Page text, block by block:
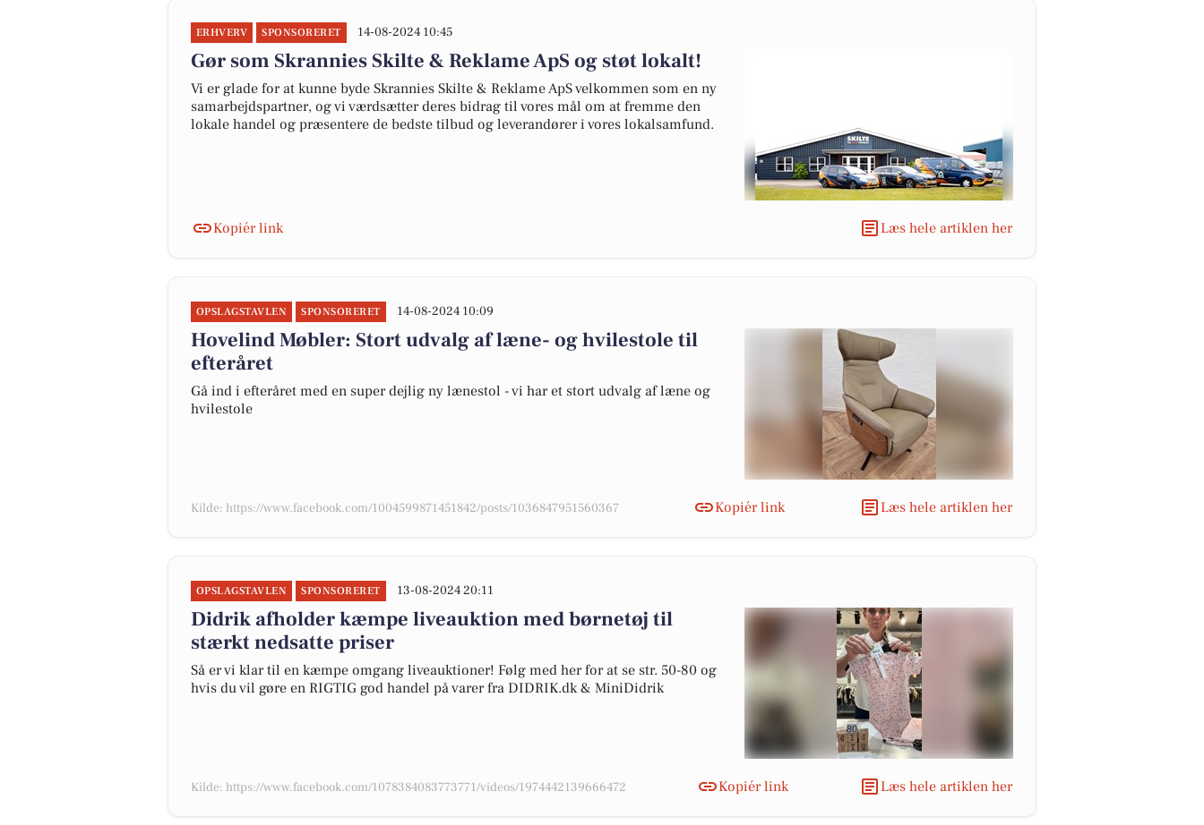
ERHVERV SPONSORERET 14-08-2024 10:45
Gør som Skrannies Skilte & Reklame ApS og støt lokalt!
Vi er glade for at kunne byde Skrannies Skilte & Reklame ApS velkommen som en ny
samarbejdspartner, og vi værdsætter deres bidrag til vores mål om at fremme den
lokale handel og præsentere de bedste tilbud og leverandører i vores lokalsamfund.
Kopiér link Læs hele artiklen her
OPSLAGSTAVLEN SPONSORERET 14-08-2024 10:09
Hovelind Møbler: Stort udvalg af læne- og hvilestole til
efteråret
Gå ind i efteråret med en super dejlig ny lænestol - vi har et stort udvalg af læne og
hvilestole
Kilde: https://www.facebook.com/1004599871451842/posts/1036847951560367 Kopiér link Læs hele artiklen her
OPSLAGSTAVLEN SPONSORERET 13-08-2024 20:11
Didrik afholder kæmpe liveauktion med børnetøj til
stærkt nedsatte priser
Så er vi klar til en kæmpe omgang liveauktioner! Følg med her for at se str. 50-80 og
hvis du vil gøre en RIGTIG god handel på varer fra DIDRIK.dk & MiniDidrik
Kilde: https://www.facebook.com/1078384083773771/videos/1974442139666472 Kopiér link Læs hele artiklen her